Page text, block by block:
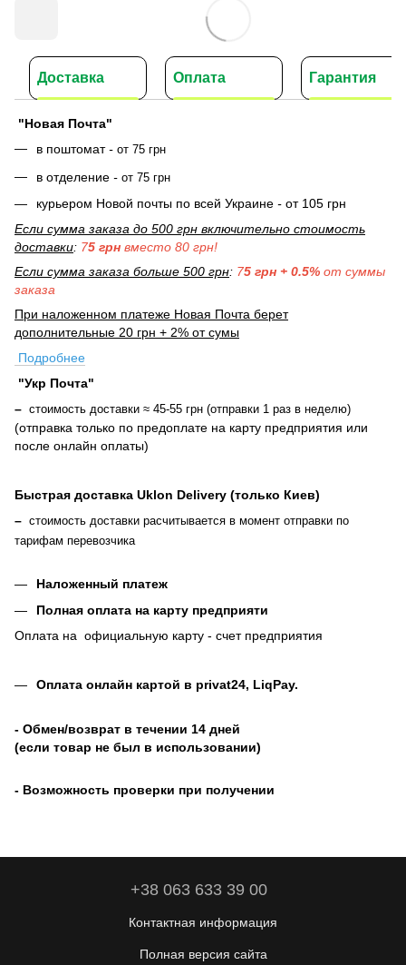
Доставка Оплата Гарантия
"Новая Почта"
в поштомат- от 75 грн
в отделение - от 75 грн
курьером Новой почты по всей Украине - от 105 грн
Если сумма заказа до 500 грн включительно стоимость
доставки: 75 грн вместо 80 грн!
Если сумма заказа больше 500 грн: 75 грн + 0.5% от суммы
заказа
При наложенном платеже Новая Почта берет
дополнительные 20 грн + 2% от сумы
Подробнее
"Укр Почта"
– стоимость доставки ≈ 45-55 грн (отправки 1 раз в неделю)
(отправка только по предоплате на карту предприятия или
после онлайн оплаты)
Быстрая доставка Uklon Delivery (только Киев)
– стоимость доставки расчитывается в момент отправки по
тарифам перевозчика
Наложенный платеж
Полная оплата на карту предприяти
Оплата на официальную карту - счет предприятия
Оплата онлайн картой в privat24, LiqPay.
- Обмен/возврат в течении 14 дней
(если товар не был в использовании)
- Возможность проверки при получении
+38 063 633 39 00
Контактная информация
Полная версия сайта